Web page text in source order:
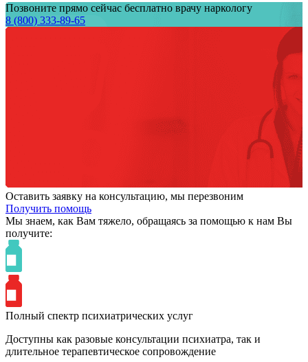
Позвоните прямо сейчас бесплатно врачу наркологу
8 (800) 333-89-65
Оставить заявку на консультацию, мы перезвоним
Получить помощь
Мы знаем, как Вам тяжело, обращаясь за помощью к нам Вы
получите:
Полный спектр психиатрических услуг
Доступны как разовые консультации психиатра, так и
длительное терапевтическое сопровождение